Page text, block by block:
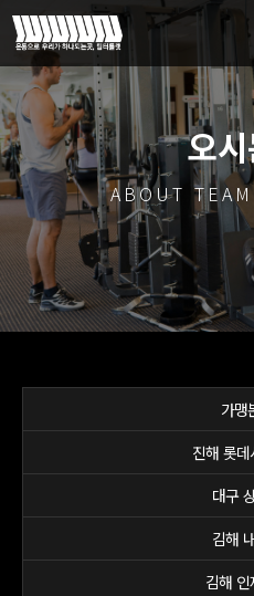
오
ABOUT
가맹
진해 롯
대구
김해
김해